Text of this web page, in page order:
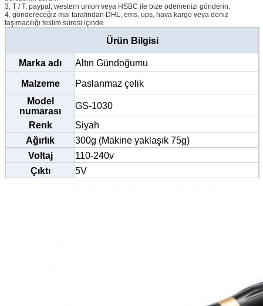
3, T / T, paypal, western union veya HSBC ile bize ödemenizi gönderin.
4, göndereceğiz mal tarafından DHL, ems, ups, hava kargo veya deniz
taşımacılığı teslim süresi içinde
Ürün Bilgisi
Marka adı Altın Gündoğumu
Malzeme
Paslanmaz çelik
Model
numarası
GS-1030
Renk
Siyah
Ağırlık
300g (Makine yaklaşık 75g)
Voltaj
110-240v
Çıktı
5V